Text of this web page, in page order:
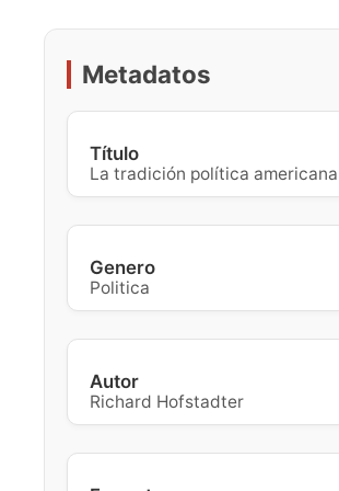
Metadatos
Título
La tradición política americana
Genero
Politica
Autor
Richard Hofstadter